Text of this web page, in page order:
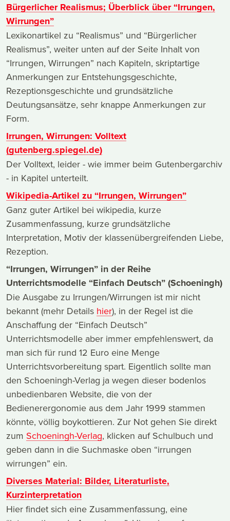
Bürgerlicher Realismus; Überblick über “Irrungen,
Wirrungen”
Lexikonartikel zu “Realismus” und “Bürgerlicher
Realismus”, weiter unten auf der Seite Inhalt von
“Irrungen, Wirrungen” nach Kapiteln, skriptartige
Anmerkungen zur Entstehungsgeschichte,
Rezeptionsgeschichte und grundsätzliche
Deutungsansätze, sehr knappe Anmerkungen zur
Form.
Irrungen, Wirrungen: Volltext
(gutenberg.spiegel.de)
Der Volltext, leider - wie immer beim Gutenbergarchiv
- in Kapitel unterteilt.
Wikipedia-Artikel zu “Irrungen, Wirrungen”
Ganz guter Artikel bei wikipedia, kurze
Zusammenfassung, kurze grundsätzliche
Interpretation, Motiv der klassenübergreifenden Liebe,
Rezeption.
“Irrungen, Wirrungen” in der Reihe
Unterrichtsmodelle “Einfach Deutsch” (Schoeningh)
Die Ausgabe zu Irrungen/Wirrungen ist mir nicht
bekannt (mehr Details hier), in der Regel ist die
Anschaffung der “Einfach Deutsch”
Unterrichtsmodelle aber immer empfehlenswert, da
man sich für rund 12 Euro eine Menge
Unterrichtsvorbereitung spart. Eigentlich sollte man
den Schoeningh-Verlag ja wegen dieser bodenlos
unbedienbaren Website, die von der
Bedienerergonomie aus dem Jahr 1999 stammen
könnte, völlig boykottieren. Zur Not gehen Sie direkt
zum Schoeningh-Verlag, klicken auf Schulbuch und
geben dann in die Suchmaske oben “irrungen
wirrungen” ein.
Diverses Material: Bilder, Literaturliste,
Kurzinterpretation
Hier findet sich eine Zusammenfassung, eine